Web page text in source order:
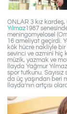
ONLAR 3 kız
Yılmaz1987
meningomyelosel
16 ameliyat geçirdi.
kök hücre nakliyle
sevinci ve azmini hiç
müzik, yazmak ve
İlayda Yağmur
spor tutkunu.
da üç yaşından beri
İlayda’nın artçısı